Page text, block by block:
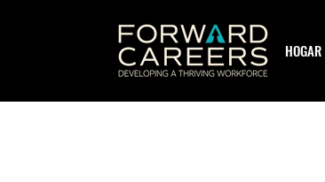
HOGAR